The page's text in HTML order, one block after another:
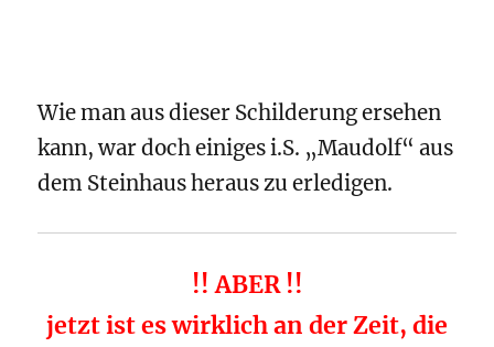
Wie man aus dieser Schilderung ersehen
kann, war doch einiges i.S. „Maudolf“ aus
dem Steinhaus heraus zu erledigen.
!! ABER !!
jetzt ist es wirklich an der Zeit, die